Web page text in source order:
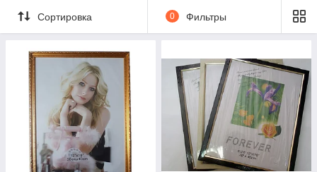
Сортировка 0 Фильтры